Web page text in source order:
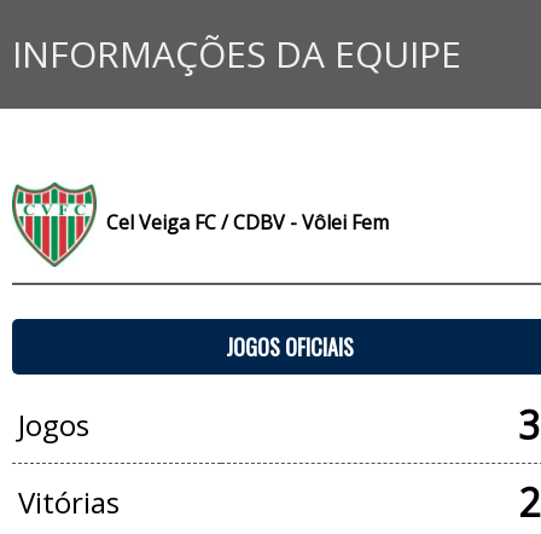
INFORMAÇÕES DA EQUIPE
Cel Veiga FC / CDBV - Vôlei Fem
JOGOS OFICIAIS
Jogos
Vitórias